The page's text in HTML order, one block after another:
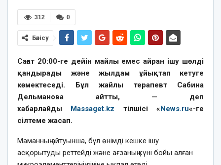
0
312
Бөлісу
Сағат 20:00-ге дейін майлы емес айран ішу шөлді
қандырады және жылдам ұйықтап кетуге
көмектеседі. Бұл жайлы терапевт Сабина
Дельманова айтты, — деп
хабарлайды Massaget.kz тілшісі «News.ru«-ге
сілтеме жасап.
Маманның айтуынша, бұл өнімді кешке ішу
асқорытуды реттейді және ағзаның күні бойы алған